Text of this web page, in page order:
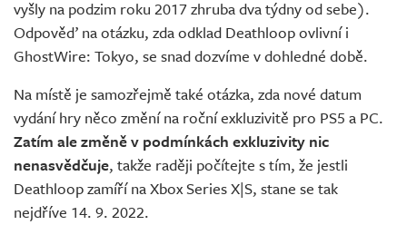
vyšly na podzim roku 2017 zhruba dva týdny od sebe).
Odpověď na otázku, zda odklad Deathloop ovlivní i
GhostWire: Tokyo, se snad dozvíme v dohledné době.
Na místě je samozřejmě také otázka, zda nové datum
vydání hry něco změní na roční exkluzivitě pro PS5 a PC.
Zatím ale změně v podmínkách exkluzivity nic
nenasvědčuje, takže raději počítejte s tím, že jestli
Deathloop zamíří na Xbox Series X|S, stane se tak
nejdříve 14. 9. 2022.